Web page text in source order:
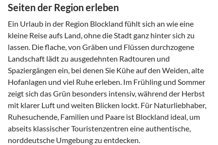
Seiten der Region erleben
Ein Urlaub in der Region Blockland fühlt sich an wie eine
kleine Reise aufs Land, ohne die Stadt ganz hinter sich zu
lassen. Die flache, von Gräben und Flüssen durchzogene
Landschaft lädt zu ausgedehnten Radtouren und
Spaziergängen ein, bei denen Sie Kühe auf den Weiden, alte
Hofanlagen und viel Ruhe erleben. Im Frühling und Sommer
zeigt sich das Grün besonders intensiv, während der Herbst
mit klarer Luft und weiten Blicken lockt. Für Naturliebhaber,
Ruhesuchende, Familien und Paare ist Blockland ideal, um
abseits klassischer Touristenzentren eine authentische,
norddeutsche Umgebung zu entdecken.